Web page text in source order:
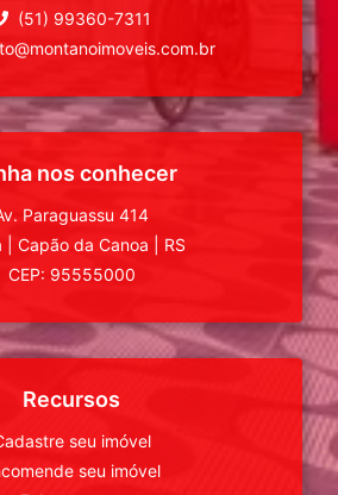
(51) 99360-7311
nos conhecer
Paraguassu 414
Capão da Canoa
RS
CEP: 95555000
Recursos
seu imóvel
seu imóvel